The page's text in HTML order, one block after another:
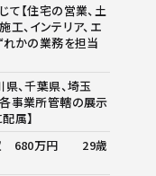
て【住宅の営業、土
工、インテリア、エ
れかの業務を担当
県、千葉県、埼玉
事業所管轄の展示
属】
収 680万円 29歳